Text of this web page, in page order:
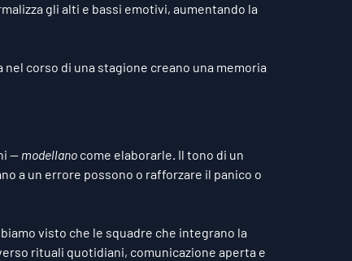
gli alti e bassi emotivi, aumentando la
corso di una stagione creano una memoria
— modellano come elaborarle. Il tono di un
a un errore possono o rafforzare il panico o
visto che le squadre che integrano la
rituali quotidiani, comunicazione aperta e